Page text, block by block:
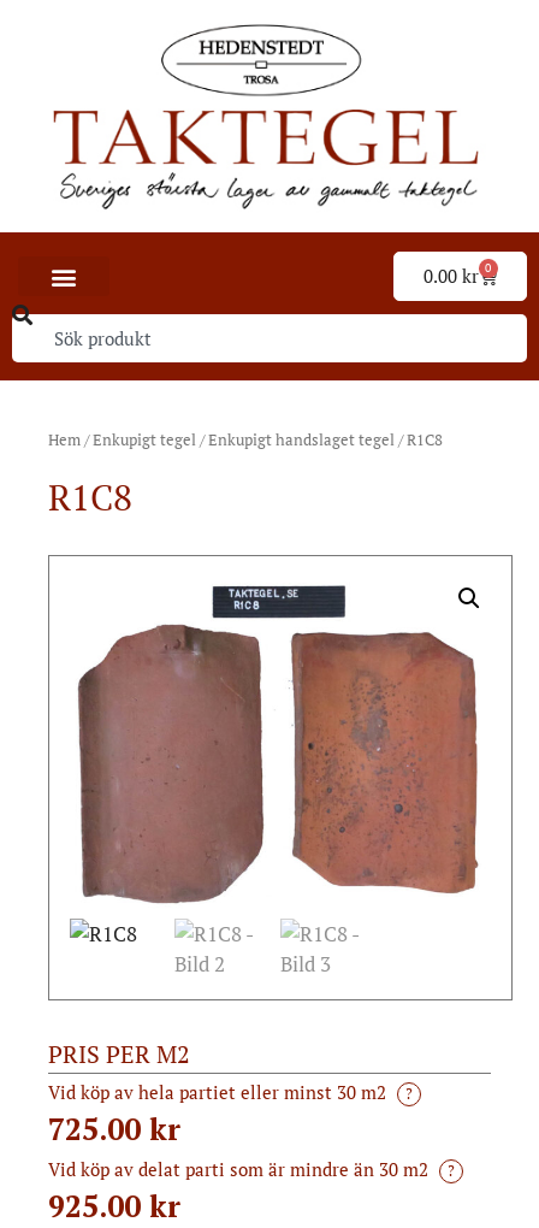
0.00 kr 0
Hem/Enkupigt tegel/Enkupigt handslaget tegel/ R1C8
R1C8
PRIS PER M2
Vid köp av hela partiet eller minst 30 m2 ?
725.00 kr
Vid köp av delat parti som är mindre än 30 m2 ?
925.00 kr